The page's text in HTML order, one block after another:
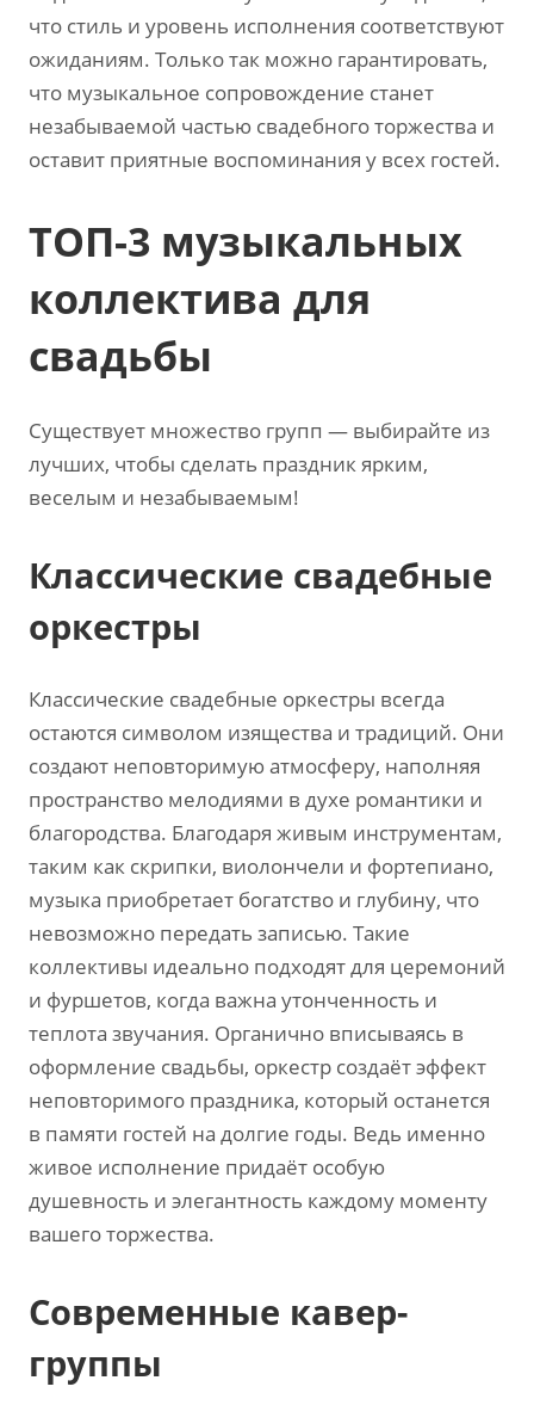
что стиль и уровень исполнения соответствуют
ожиданиям. Только так можно гарантировать‚
что музыкальное сопровождение станет
незабываемой частью свадебного торжества и
оставит приятные воспоминания у всех гостей.
ТОП-3 музыкальных
коллектива для
свадьбы
Существует множество групп — выбирайте из
лучших‚ чтобы сделать праздник ярким‚
веселым и незабываемым!
Классические свадебные
оркестры
Классические свадебные оркестры всегда
остаются символом изящества и традиций. Они
создают неповторимую атмосферу‚ наполняя
пространство мелодиями в духе романтики и
благородства. Благодаря живым инструментам‚
таким как скрипки‚ виолончели и фортепиано‚
музыка приобретает богатство и глубину‚ что
невозможно передать записью. Такие
коллективы идеально подходят для церемоний
и фуршетов‚ когда важна утонченность и
теплота звучания. Органично вписываясь в
оформление свадьбы‚ оркестр создаёт эффект
неповторимого праздника‚ который останется
в памяти гостей на долгие годы. Ведь именно
живое исполнение придаёт особую
душевность и элегантность каждому моменту
вашего торжества.
Современные кавер-
группы